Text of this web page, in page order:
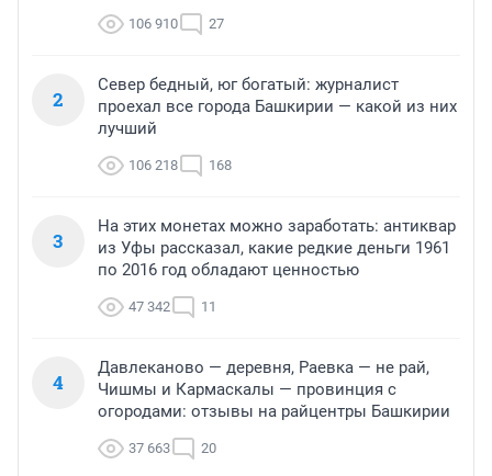
106 910 27
2
Север бедный, юг богатый: журналист
проехал все города Башкирии — какой из них
лучший
106 218 168
3
На этих монетах можно заработать: антиквар
из Уфы рассказал, какие редкие деньги 1961
по 2016 год обладают ценностью
47 342 11
4
Давлеканово — деревня, Раевка — не рай,
Чишмы и Кармаскалы — провинция с
огородами: отзывы на райцентры Башкирии
37 663 20